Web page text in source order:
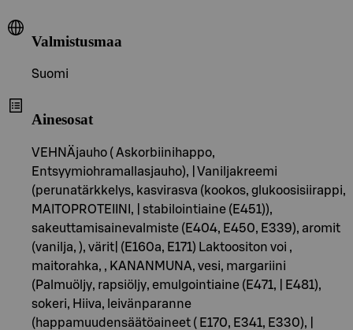
Valmistusmaa
Suomi
Ainesosat
VEHNÄjauho ( Askorbiinihappo,
Entsyymiohramallasjauho), | Vaniljakreemi
(perunatärkkelys, kasvirasva (kookos, glukoosisiirappi,
MAITOPROTEIINI, | stabilointiaine (E451)),
sakeuttamisainevalmiste (E404, E450, E339), aromit
(vanilja, ), värit| (E160a, E171) Laktoositon voi ,
maitorahka, , KANANMUNA, vesi, margariini
(Palmuöljy, rapsiöljy, emulgointiaine (E471, | E481),
sokeri, Hiiva, leivänparanne
(happamuudensäätöaineet ( E170, E341, E330), |